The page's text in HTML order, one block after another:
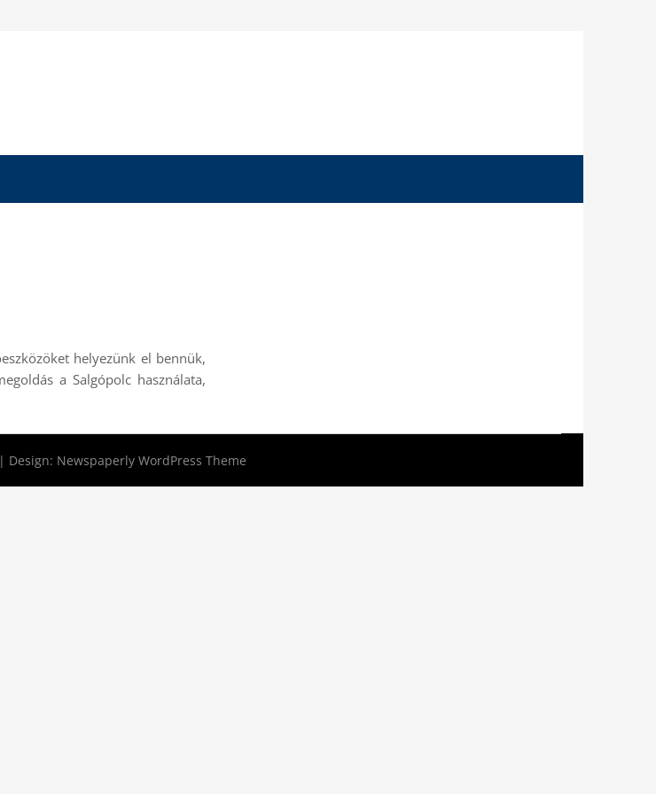
helyezünk el bennük,
a Salgópolc használata,
| Design: Newspaperly WordPress Theme